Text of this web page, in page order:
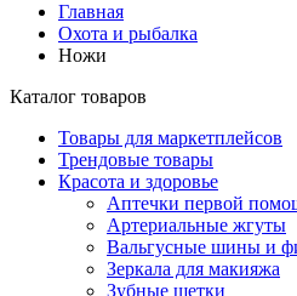
Главная
Охота и рыбалка
Ножи
Каталог товаров
Товары для маркетплейсов
Трендовые товары
Красота и здоровье
Аптечки первой
Артериальные жгуты
Вальгусные шины и
Зеркала для макияжа
Зубные щетки